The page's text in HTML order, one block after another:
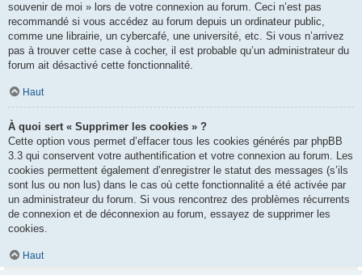
souvenir de moi » lors de votre connexion au forum. Ceci n’est pas
recommandé si vous accédez au forum depuis un ordinateur public,
comme une librairie, un cybercafé, une université, etc. Si vous n’arrivez
pas à trouver cette case à cocher, il est probable qu’un administrateur du
forum ait désactivé cette fonctionnalité.
Haut
À quoi sert « Supprimer les cookies » ?
Cette option vous permet d’effacer tous les cookies générés par phpBB
3.3 qui conservent votre authentification et votre connexion au forum. Les
cookies permettent également d’enregistrer le statut des messages (s’ils
sont lus ou non lus) dans le cas où cette fonctionnalité a été activée par
un administrateur du forum. Si vous rencontrez des problèmes récurrents
de connexion et de déconnexion au forum, essayez de supprimer les
cookies.
Haut